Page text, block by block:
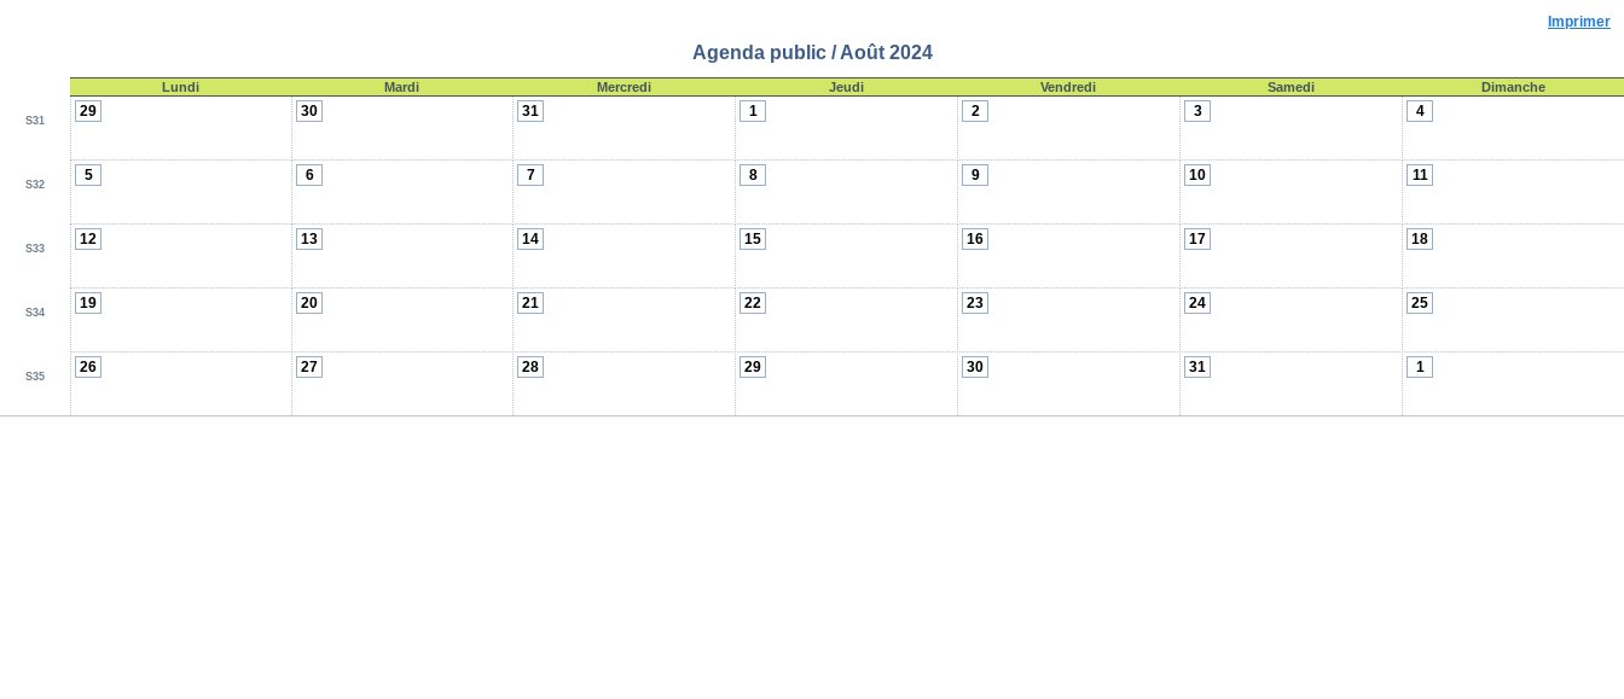
Imprimer
Agenda public / Août 2024
Lundi Mardi Mercredi Jeudi Vendredi Samedi Dimanche
S31
29 30 31 1 2 3 4
S32
5 6 7 8 9 10 11
S33
12 13 14 15 16 17 18
S34
19 20 21 22 23 24 25
S35
26 27 28 29 30 31 1